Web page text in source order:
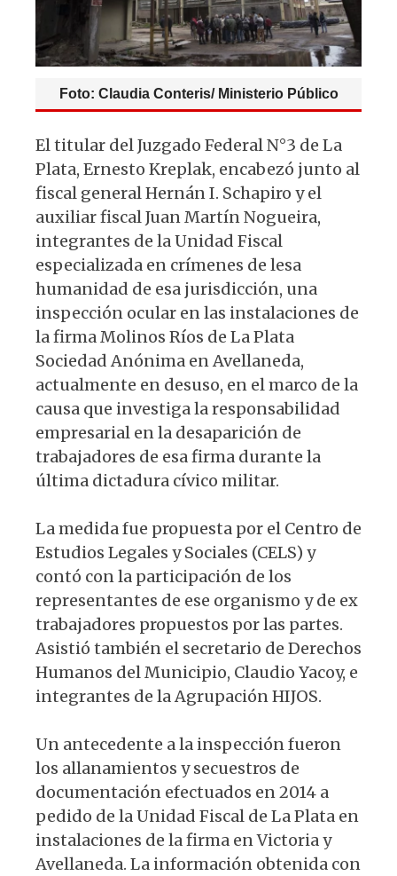
Foto: Claudia Conteris/ Ministerio Público
El titular del Juzgado Federal N°3 de La
Plata, Ernesto Kreplak, encabezó junto al
fiscal general Hernán I. Schapiro y el
auxiliar fiscal Juan Martín Nogueira,
integrantes de la Unidad Fiscal
especializada en crímenes de lesa
humanidad de esa jurisdicción, una
inspección ocular en las instalaciones de
la firma Molinos Ríos de La Plata
Sociedad Anónima en Avellaneda,
actualmente en desuso, en el marco de la
causa que investiga la responsabilidad
empresarial en la desaparición de
trabajadores de esa firma durante la
última dictadura cívico militar.
La medida fue propuesta por el Centro de
Estudios Legales y Sociales (CELS) y
contó con la participación de los
representantes de ese organismo y de ex
trabajadores propuestos por las partes.
Asistió también el secretario de Derechos
Humanos del Municipio, Claudio Yacoy, e
integrantes de la Agrupación HIJOS.
Un antecedente a la inspección fueron
los allanamientos y secuestros de
documentación efectuados en 2014 a
pedido de la Unidad Fiscal de La Plata en
instalaciones de la firma en Victoria y
Avellaneda. La información obtenida con